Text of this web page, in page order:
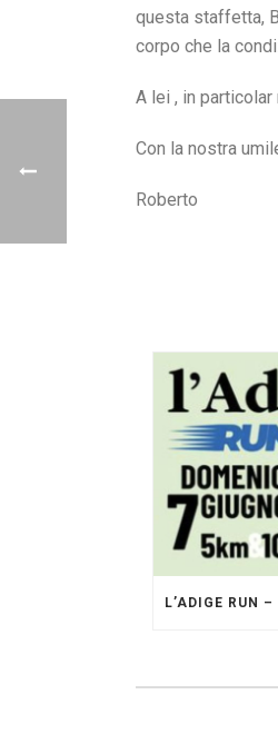
questa staffetta,
corpo che la
A lei , in
Con la nostra
Roberto